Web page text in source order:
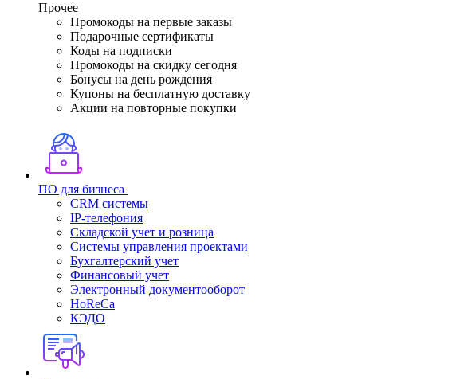
Прочее
Промокоды на первые заказы
Подарочные сертификаты
Коды на подписки
Промокоды на скидку сегодня
Бонусы на день рождения
Купоны на бесплатную доставку
Акции на повторные покупки
ПО для бизнеса
CRM системы
IP-телефония
Складской учет и розница
Системы управления проектами
Бухгалтерский учет
Финансовый учет
Электронный документооборот
HoReCa
КЭДО